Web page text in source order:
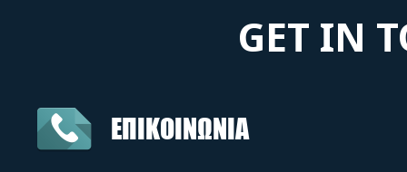
GET IN
ΕΠΙΚΟΙΝΩΝΙΑ